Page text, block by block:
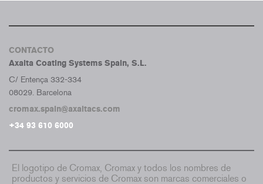
CONTACTO
Axalta Coating Systems Spain, S.L.
C/ Entença 332-334
08029. Barcelona
cromax.spain@axaltacs.com
+34 93 610 6000
El logotipo de Cromax, Cromax y todos los nombres de
productos y servicios de Cromax son marcas comerciales o